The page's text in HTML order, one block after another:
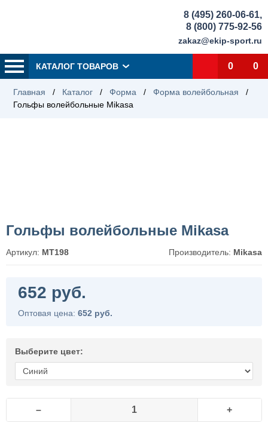
8 (495) 260-06-61,
8 (800) 775-92-56
zakaz@ekip-sport.ru
КАТАЛОГ ТОВАРОВ 0 0
Главная / Каталог / Форма / Форма волейбольная
/
Гольфы волейбольные Mikasa
Гольфы волейбольные Mikasa
Артикул: MT198 Производитель: Mikasa
652 руб.
Оптовая цена: 652 руб.
Выберите цвет:
– +